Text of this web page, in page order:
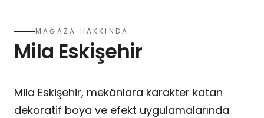
MAĞAZA HAKKINDA
Mila Eskişehir
Mila Eskişehir, mekânlara karakter katan
dekoratif boya ve efekt uygulamalarında